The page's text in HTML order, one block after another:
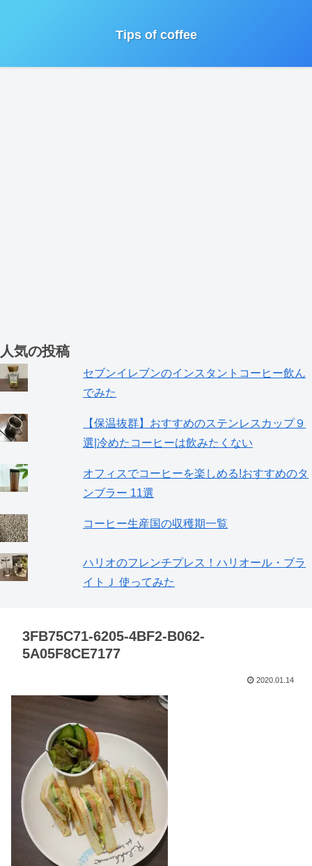
Tips of coffee
人気の投稿
セブンイレブンのインスタントコーヒー飲ん
でみた
【保温抜群】おすすめのステンレスカップ９
選|冷めたコーヒーは飲みたくない
オフィスでコーヒーを楽しめる!おすすめのタ
ンブラー 11選
コーヒー生産国の収穫期一覧
ハリオのフレンチプレス！ハリオール・ブラ
イトＪ 使ってみた
3FB75C71-6205-4BF2-B062-
5A05F8CE7177
2020.01.14